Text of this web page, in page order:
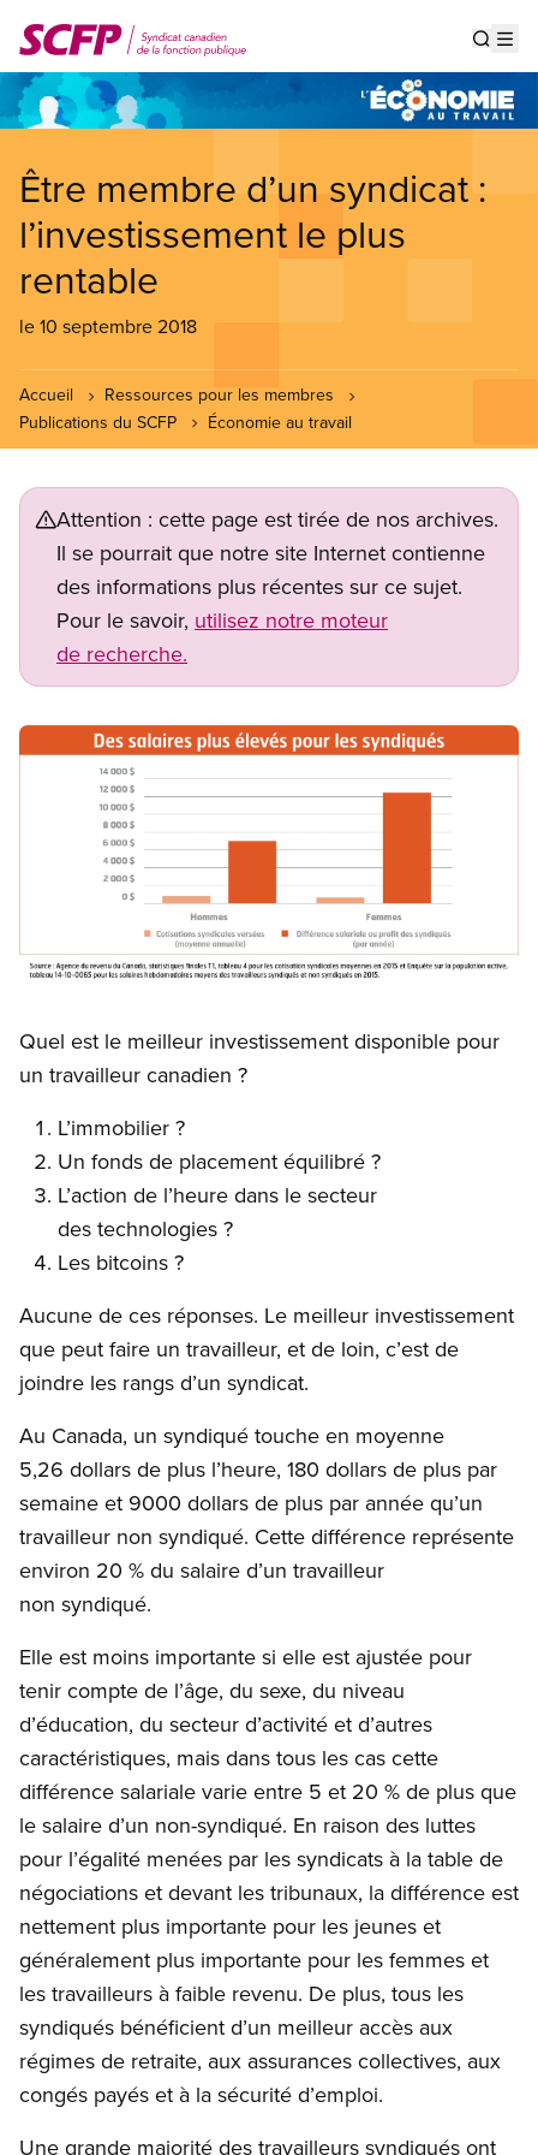
au
contenu
principal
Être membre d’un syndicat :
l’investissement le plus
rentable
le 10 septembre 2018
Accueil
Ressources pour les membres
Publications du SCFP
Économie au travail
Attention : cette page est tirée de nos archives.
Il se pourrait que notre site Internet contienne
des informations plus récentes sur ce sujet.
Pour le savoir, utilisez notre moteur
de recherche.
Image
Quel est le meilleur investissement disponible pour
un travailleur canadien ?
L’immobilier ?
Un fonds de placement équilibré ?
L’action de l’heure dans le secteur
des technologies ?
Les bitcoins ?
Aucune de ces réponses. Le meilleur investissement
que peut faire un travailleur, et de loin, c’est de
joindre les rangs d’un syndicat.
Au Canada, un syndiqué touche en moyenne
5,26 dollars de plus l’heure, 180 dollars de plus par
semaine et 9000 dollars de plus par année qu’un
travailleur non syndiqué. Cette différence représente
environ 20 % du salaire d’un travailleur
non syndiqué.
Elle est moins importante si elle est ajustée pour
tenir compte de l’âge, du sexe, du niveau
d’éducation, du secteur d’activité et d’autres
caractéristiques, mais dans tous les cas cette
différence salariale varie entre 5 et 20 % de plus que
le salaire d’un non-syndiqué. En raison des luttes
pour l’égalité menées par les syndicats à la table de
négociations et devant les tribunaux, la différence est
nettement plus importante pour les jeunes et
généralement plus importante pour les femmes et
les travailleurs à faible revenu. De plus, tous les
syndiqués bénéficient d’un meilleur accès aux
régimes de retraite, aux assurances collectives, aux
congés payés et à la sécurité d’emploi.
Une grande majorité des travailleurs syndiqués ont